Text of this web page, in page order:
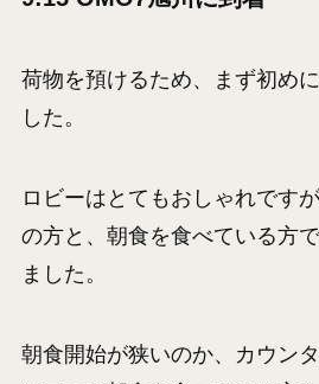
荷物を預けるため、まず初め
した。
ロビーはとてもおしゃれです
の方と、朝食を食べている方
ました。
朝食開始が狭いのか、カウン